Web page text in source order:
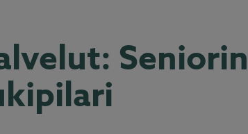
Seniorin